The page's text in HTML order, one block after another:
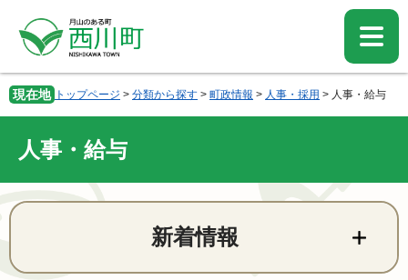
先
頭
を
飛
本
へ
現在地 トップページ > 分類から探す > 町政情報 > 人事・採用 > 人事・給与
人事・給与
本
新着情報